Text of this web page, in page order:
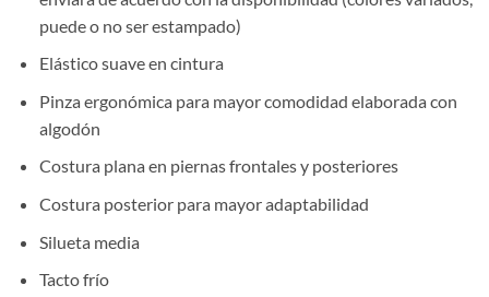
puede o no ser estampado)
Elástico suave en cintura
Pinza ergonómica para mayor comodidad elaborada con
algodón
Costura plana en piernas frontales y posteriores
Costura posterior para mayor adaptabilidad
Silueta media
Tacto frío